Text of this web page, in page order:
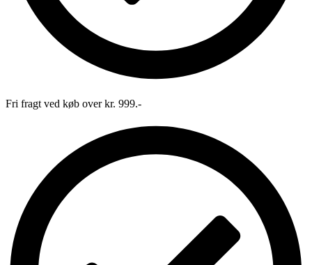
Fri fragt ved køb over kr. 999.-